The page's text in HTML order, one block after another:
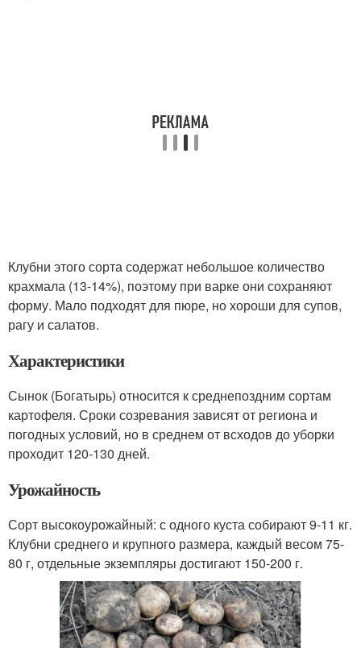
Клубни этого сорта содержат небольшое количество
крахмала (13-14%), поэтому при варке они сохраняют
форму. Мало подходят для пюре, но хороши для супов,
рагу и салатов.
Характеристики
Сынок (Богатырь) относится к среднепоздним сортам
картофеля. Сроки созревания зависят от региона и
погодных условий, но в среднем от всходов до уборки
проходит 120-130 дней.
Урожайность
Сорт высокоурожайный: с одного куста собирают 9-11 кг.
Клубни среднего и крупного размера, каждый весом 75-
80 г, отдельные экземпляры достигают 150-200 г.